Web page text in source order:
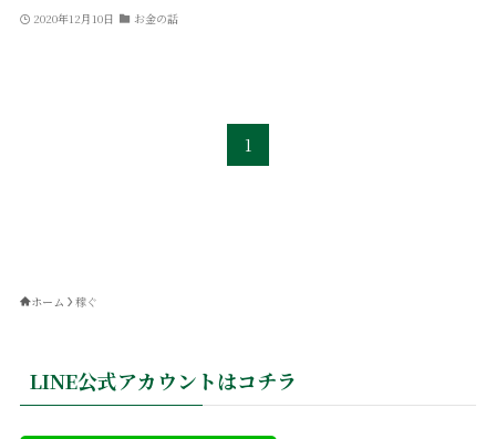
2020年12月10日 お金の話
1
ホーム 稼ぐ
LINE公式アカウントはコチラ